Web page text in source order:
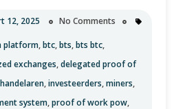
12, 2025 No Comments
platform,btc,bts,bts btc,
exchanges,delegated proof of
handelaren,investeerders,miners,
system,proof of work pow,